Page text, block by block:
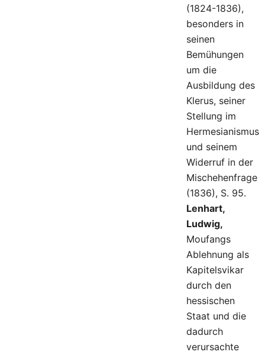
(1824-1836),
besonders in
seinen
Bemühungen
um die
Ausbildung des
Klerus, seiner
Stellung im
Hermesianismus
und seinem
Widerruf in der
Mischehenfrage
(1836), S. 95.
Lenhart,
Ludwig,
Moufangs
Ablehnung als
Kapitelsvikar
durch den
hessischen
Staat und die
dadurch
verursachte